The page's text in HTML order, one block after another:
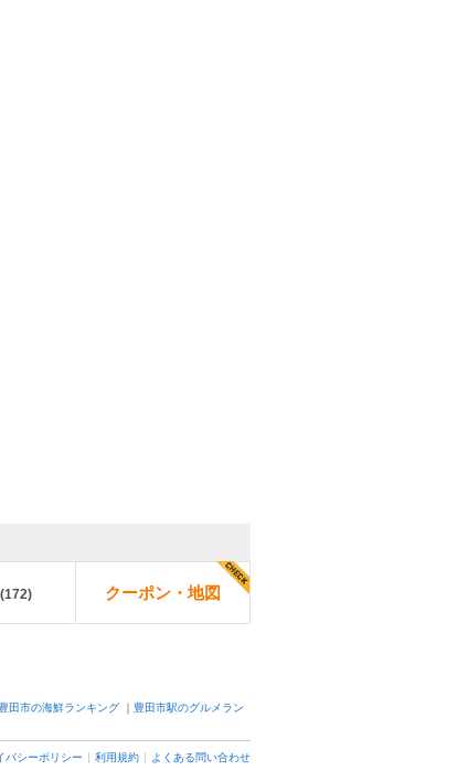
(172) クーポン・地図
豊田市の海鮮ランキング ｜ 豊田市駅のグルメラン
バシーポリシー 利用規約
よくある問い合わせ